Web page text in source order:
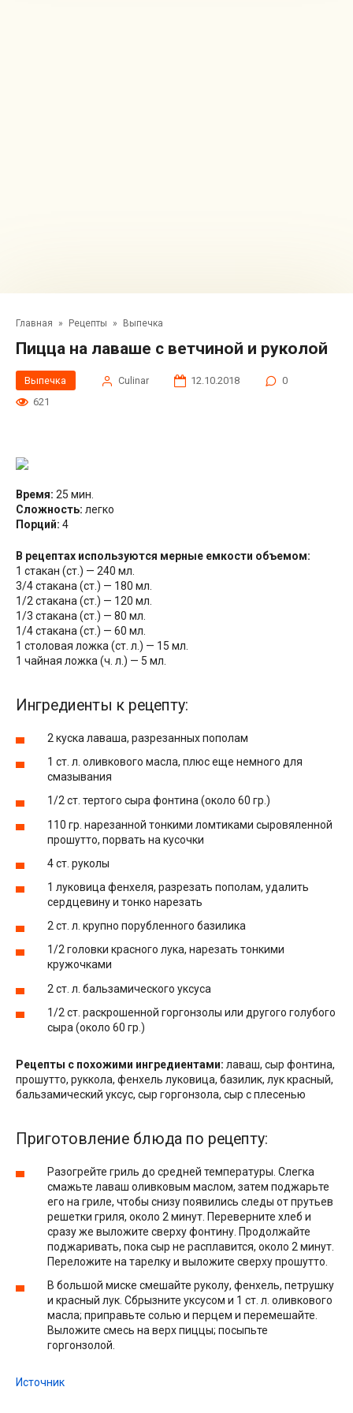
Главная » Рецепты » Выпечка
Пицца на лаваше с ветчиной и руколой
Выпечка Сulinar 12.10.2018
0
621
Время: 25 мин.
Сложность: легко
Порций: 4
В рецептах используются мерные емкости объемом:
1 стакан (ст.) — 240 мл.
3/4 стакана (ст.) — 180 мл.
1/2 стакана (ст.) — 120 мл.
1/3 стакана (ст.) — 80 мл.
1/4 стакана (ст.) — 60 мл.
1 столовая ложка (ст. л.) — 15 мл.
1 чайная ложка (ч. л.) — 5 мл.
Ингредиенты к рецепту:
2 куска лаваша, разрезанных пополам
1 ст. л. оливкового масла, плюс еще немного для
смазывания
1/2 ст. тертого сыра фонтина (около 60 гр.)
110 гр. нарезанной тонкими ломтиками сыровяленной
прошутто, порвать на кусочки
4 ст. руколы
1 луковица фенхеля, разрезать пополам, удалить
сердцевину и тонко нарезать
2 ст. л. крупно порубленного базилика
1/2 головки красного лука, нарезать тонкими
кружочками
2 ст. л. бальзамического уксуса
1/2 ст. раскрошенной горгонзолы или другого голубого
сыра (около 60 гр.)
Рецепты с похожими ингредиентами: лаваш, сыр фонтина,
прошутто, руккола, фенхель луковица, базилик, лук красный,
бальзамический уксус, сыр горгонзола, сыр с плесенью
Приготовление блюда по рецепту:
Разогрейте гриль до средней температуры. Слегка
смажьте лаваш оливковым маслом, затем поджарьте
его на гриле, чтобы снизу появились следы от прутьев
решетки гриля, около 2 минут. Переверните хлеб и
сразу же выложите сверху фонтину. Продолжайте
поджаривать, пока сыр не расплавится, около 2 минут.
Переложите на тарелку и выложите сверху прошутто.
В большой миске смешайте руколу, фенхель, петрушку
и красный лук. Сбрызните уксусом и 1 ст. л. оливкового
масла; приправьте солью и перцем и перемешайте.
Выложите смесь на верх пиццы; посыпьте
горгонзолой.
Источник